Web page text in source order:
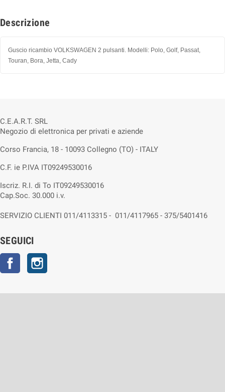
Descrizione
Guscio ricambio VOLKSWAGEN 2 pulsanti. Modelli: Polo, Golf, Passat,
Touran, Bora, Jetta, Cady
C.E.A.R.T. SRL
Negozio di elettronica per privati e aziende
Corso Francia, 18 - 10093 Collegno (TO) - ITALY
C.F. ie P.IVA IT09249530016
Iscriz. R.I. di To IT09249530016
Cap.Soc. 30.000 i.v.
SERVIZIO CLIENTI 011/4113315 - 011/4117965 - 375/5401416
SEGUICI
Facebook